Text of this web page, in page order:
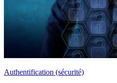
Authentification (sécurité)